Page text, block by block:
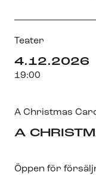
Teater
4.12.2026
19:00
A Christmas
A
Öppen för